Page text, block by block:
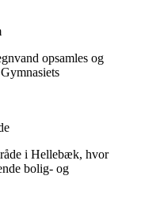
opsamles og
i Hellebæk, hvor
bolig- og